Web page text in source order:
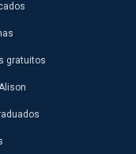
gratuitos